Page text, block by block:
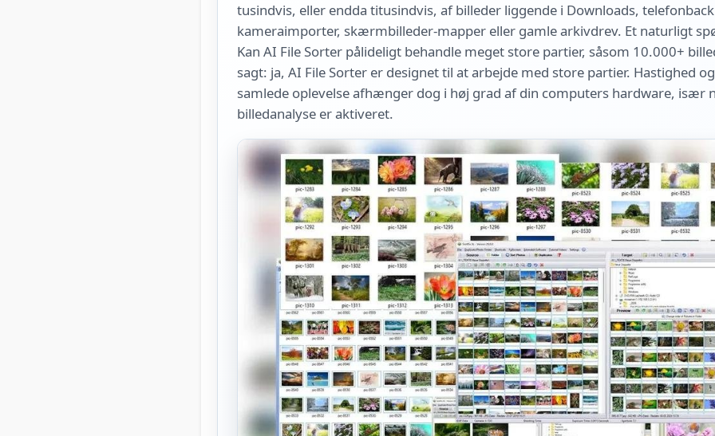
tusindvis, eller endda titusindvis, af billeder liggende i Downloads,
kameraimporter, skærmbilleder-mapper eller gamle arkivdrev. Et naturligt
Kan AI File Sorter pålideligt behandle meget store partier, såsom 10.000+
sagt: ja, AI File Sorter er designet til at arbejde med store partier. Hastighed
samlede oplevelse afhænger dog i høj grad af din computers hardware, især
billedanalyse er aktiveret.